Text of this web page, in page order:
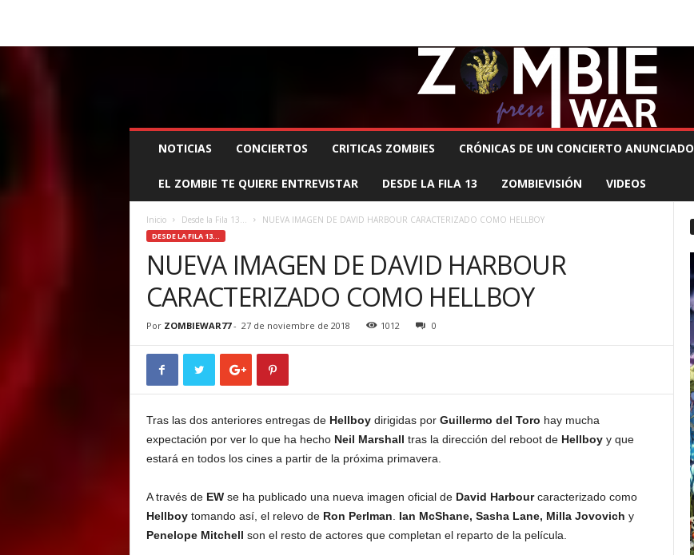
I
NOTICIAS CONCIERTOS CRITICAS ZOMBIES CRÓNICAS DE UN CONCIERTO ANUNCIADO
EL ZOMBIE TE QUIERE ENTREVISTAR DESDE LA FILA 13 ZOMBIEVISIÓN VIDEOS
Inicio Desde la Fila 13... NUEVA IMAGEN DE DAVID HARBOUR CARACTERIZADO COMO HELLBOY
DESDE LA FILA 13...
NUEVA IMAGEN DE DAVID HARBOUR
CARACTERIZADO COMO HELLBOY
Por ZOMBIEWAR77- 27 de noviembre de 2018 1012 0
Tras las dos anteriores entregas de Hellboydirigidas por Guillermo del Toro hay mucha
expectación por ver lo que ha hecho Neil Marshall tras la dirección del reboot de Hellboyy que
estará en todos los cines a partir de la próxima primavera.
A través de EWse ha publicado una nueva imagen oficial de David Harbourcaracterizado como
Hellboytomando así, el relevo de Ron Perlman Ian McShane, Sasha Lane, Milla Jovovich y
Penelope Mitchell son el resto de actores que completan el reparto de la película.